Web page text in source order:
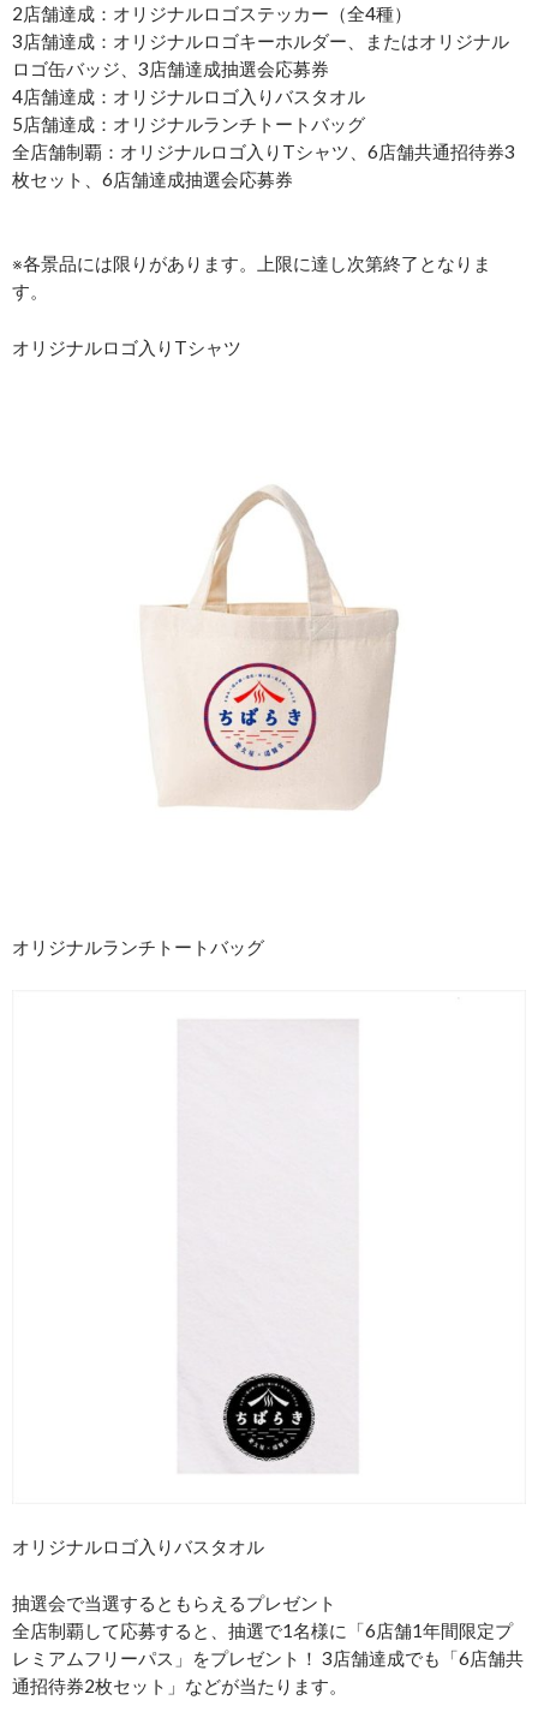
2店舗達成：オリジナルロゴステッカー（全4種）
3店舗達成：オリジナルロゴキーホルダー、またはオリジナル
ロゴ缶バッジ、3店舗達成抽選会応募券
4店舗達成：オリジナルロゴ入りバスタオル
5店舗達成：オリジナルランチトートバッグ
全店舗制覇：オリジナルロゴ入りTシャツ、6店舗共通招待券3
枚セット、6店舗達成抽選会応募券
※各景品には限りがあります。上限に達し次第終了となりま
す。
オリジナルロゴ入りTシャツ
オリジナルランチトートバッグ
オリジナルロゴ入りバスタオル
抽選会で当選するともらえるプレゼント
全店制覇して応募すると、抽選で1名様に「6店舗1年間限定プ
レミアムフリーパス」をプレゼント！ 3店舗達成でも「6店舗共
通招待券2枚セット」などが当たります。